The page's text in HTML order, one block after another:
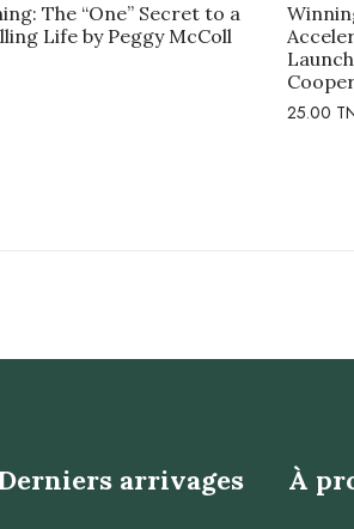
The “One” Secret to a
Life by Peggy McColl
25.00
arrivages À